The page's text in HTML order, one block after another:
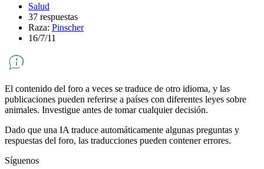
Salud
37 respuestas
Raza: Pinscher
16/7/11
El contenido del foro a veces se traduce de otro idioma, y ​​las
publicaciones pueden referirse a países con diferentes leyes sobre
animales. Investigue antes de tomar cualquier decisión.
Dado que una IA traduce automáticamente algunas preguntas y
respuestas del foro, las traducciones pueden contener errores.
Síguenos